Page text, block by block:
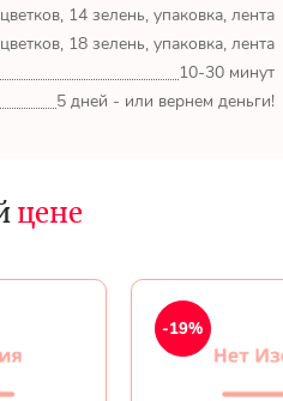
14 зелень, упаковка, лента
18 зелень, упаковка, лента
10-30 минут
5 дней - или вернем деньги!
цене
-19%